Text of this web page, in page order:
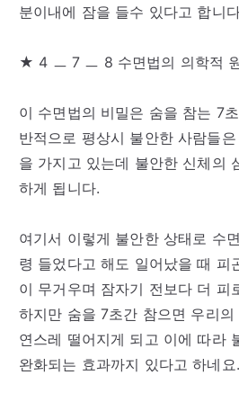
분이내에 잠을 들수 있다고 합니
★ 4 ㅡ 7 ㅡ 8 수면법의 의학적
이 수면법의 비밀은 숨을 참는 7
반적으로 평상시 불안한 사람들
을 가지고 있는데 불안한 신체의
하게 됩니다.
여기서 이렇게 불안한 상태로 수
령 들었다고 해도 일어났을 때 피
이 무거우며 잠자기 전보다 더 피
하지만 숨을 7초간 참으면 우리
연스레 떨어지게 되고 이에 따라
완화되는 효과까지 있다고 하네요.